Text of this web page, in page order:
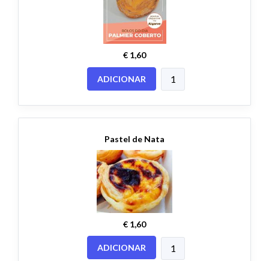
€ 1,60
ADICIONAR
Pastel de Nata
€ 1,60
ADICIONAR